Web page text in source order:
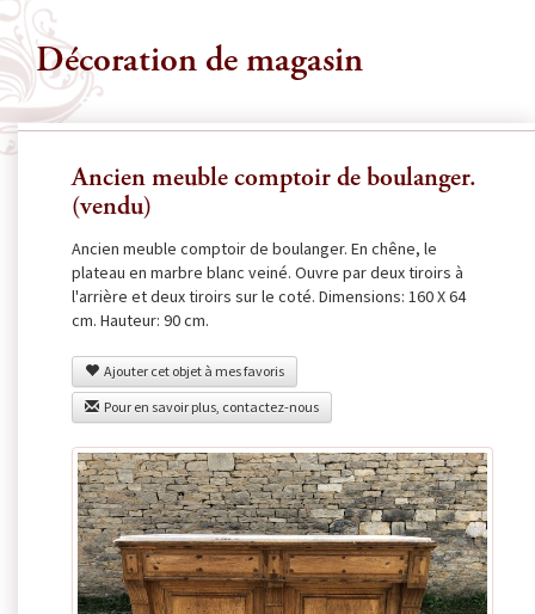
Décoration de magasin
Ancien meuble comptoir de boulanger.
(vendu)
Ancien meuble comptoir de boulanger. En chêne, le
plateau en marbre blanc veiné. Ouvre par deux tiroirs à
l'arrière et deux tiroirs sur le coté. Dimensions: 160 X 64
cm. Hauteur: 90 cm.
Ajouter cet objet à mes favoris
Pour en savoir plus, contactez-nous